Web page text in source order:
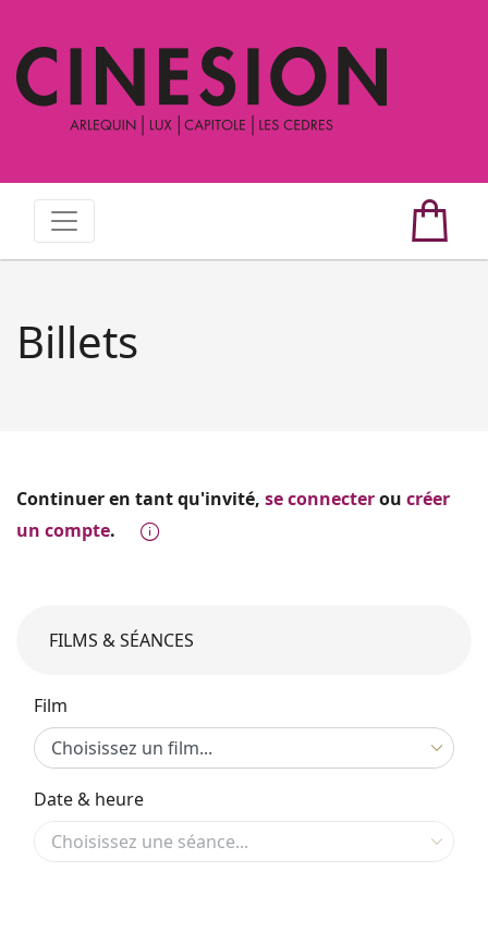
Billets
Continuer en tant qu'invité, se connecterou créer
un compte.
FILMS & SÉANCES
Film
Date & heure